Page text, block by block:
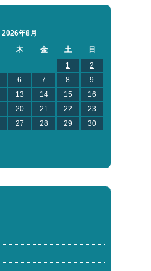
2026年8月
木 金 土
日
1
2
6 7 8
9
13 14 15
16
20 21 22
23
27 28 29
30